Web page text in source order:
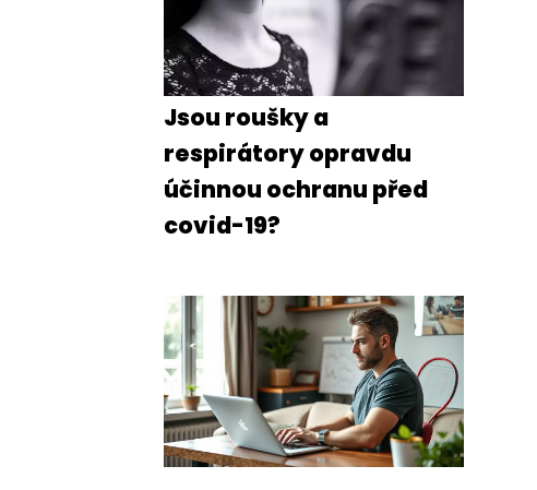
Jsou roušky a
respirátory opravdu
účinnou ochranu před
covid-19?